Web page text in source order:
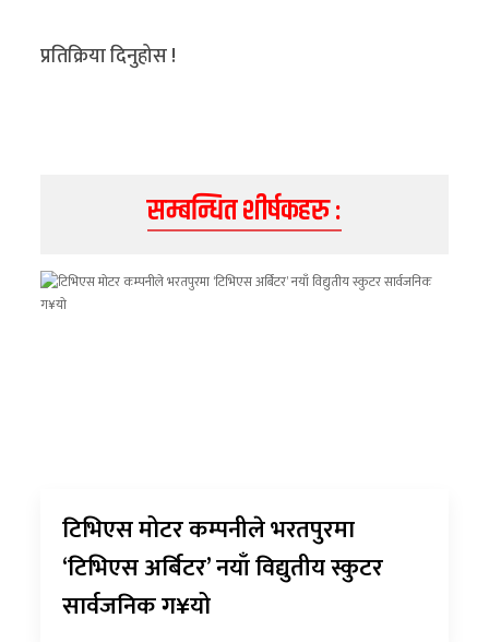
प्रतिक्रिया दिनुहोस !
सम्बन्धित शीर्षकहरु :
टिभिएस मोटर कम्पनीले भरतपुरमा
‘टिभिएस अर्बिटर’ नयाँ विद्युतीय स्कुटर
सार्वजनिक ग¥यो